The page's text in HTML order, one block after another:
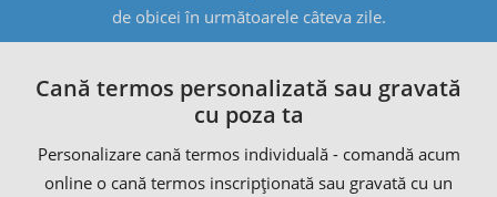
de obicei în următoarele câteva zile.
Cană termos personalizată sau gravată
cu poza ta
Personalizare cană termos individuală - comandă acum
online o cană termos inscripționată sau gravată cu un